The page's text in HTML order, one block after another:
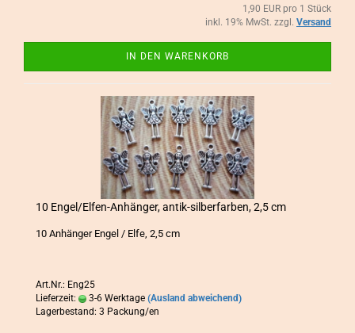
1,90 EUR pro 1 Stück
inkl. 19% MwSt. zzgl. Versand
IN DEN WARENKORB
10 Engel/Elfen-​​An­hän­ger, antik-​​sil­ber­far­ben, 2,5 cm
10 An­hän­ger Engel / Elfe, 2,5 cm
Art.Nr.: Eng25
Lieferzeit:
3-6 Werktage (Ausland abweichend)
Lagerbestand: 3 Packung/en